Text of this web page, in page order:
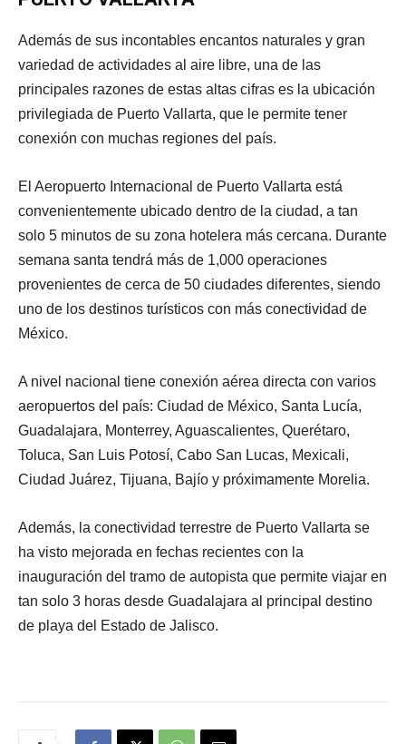
Además de sus incontables encantos naturales y gran
variedad de actividades al aire libre, una de las
principales razones de estas altas cifras es la ubicación
privilegiada de Puerto Vallarta, que le permite tener
conexión con muchas regiones del país.
El Aeropuerto Internacional de Puerto Vallarta está
convenientemente ubicado dentro de la ciudad, a tan
solo 5 minutos de su zona hotelera más cercana. Durante
semana santa tendrá más de 1,000 operaciones
provenientes de cerca de 50 ciudades diferentes, siendo
uno de los destinos turísticos con más conectividad de
México.
A nivel nacional tiene conexión aérea directa con varios
aeropuertos del país: Ciudad de México, Santa Lucía,
Guadalajara, Monterrey, Aguascalientes, Querétaro,
Toluca, San Luis Potosí, Cabo San Lucas, Mexicali,
Ciudad Juárez, Tijuana, Bajío y próximamente Morelia.
Además, la conectividad terrestre de Puerto Vallarta se
ha visto mejorada en fechas recientes con la
inauguración del tramo de autopista que permite viajar en
tan solo 3 horas desde Guadalajara al principal destino
de playa del Estado de Jalisco.